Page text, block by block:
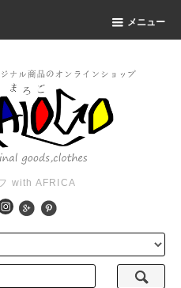
メニュー
with AFRICA